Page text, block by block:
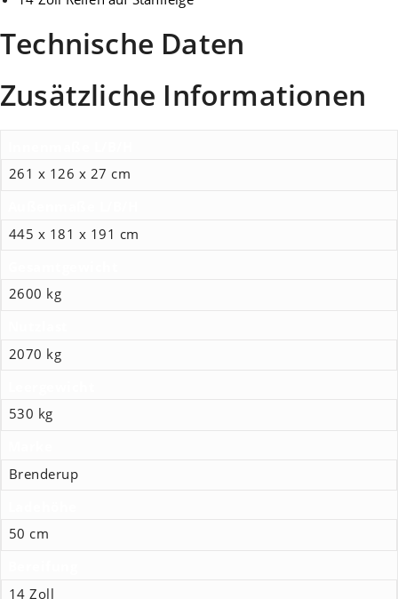
Technische Daten
Zusätzliche Informationen
261 x 126 x 27 cm
445 x 181 x 191 cm
2600 kg
2070 kg
530 kg
Brenderup
50 cm
14 Zoll